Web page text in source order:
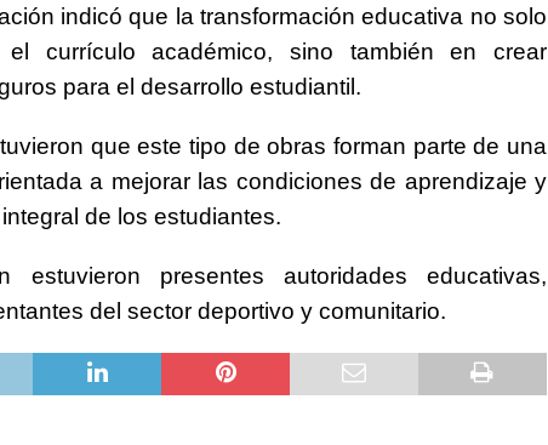
indicó que la transformación educativa no solo
currículo académico, sino también en crear
para el desarrollo estudiantil.
que este tipo de obras forman parte de una
a mejorar las condiciones de aprendizaje y
de los estudiantes.
presentes autoridades educativas,
del sector deportivo y comunitario.